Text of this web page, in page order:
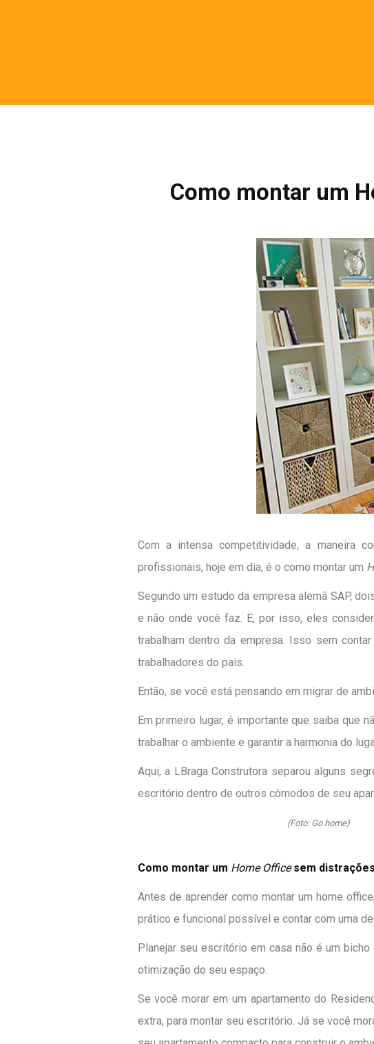
Como montar um
Com a intensa competitividade, a maneira
profissionais, hoje em dia, é o como montar um
Segundo um estudo da empresa alemã SAP,
e não onde você faz. E, por isso, eles
trabalham dentro da empresa. Isso sem
trabalhadores do país.
Então, se você está pensando em migrar de
Em primeiro lugar, é importante que saiba que
trabalhar o ambiente e garantir a harmonia do
Aqui, a LBraga Construtora separou alguns
escritório dentro de outros cômodos de seu
(Foto: Go home)
Como montar um Home Officesem distrações
Antes de aprender como montar um home
prático e funcional possível e contar com uma
Planejar seu escritório em casa não é um
otimização do seu espaço.
Se você morar em um apartamento do
extra, para montar seu escritório. Já se você